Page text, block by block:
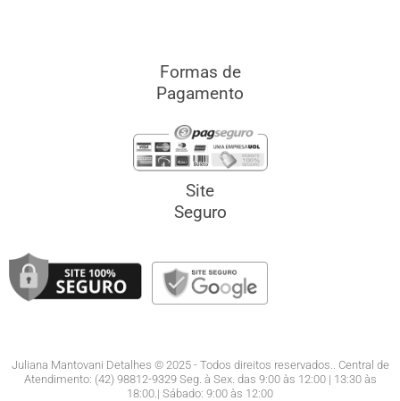
Formas de
Pagamento
Site
Seguro
Juliana Mantovani Detalhes © 2025 - Todos direitos reservados.. Central de
Atendimento: (42) 98812-9329 Seg. à Sex. das 9:00 às 12:00 | 13:30 às
18:00.| Sábado: 9:00 às 12:00